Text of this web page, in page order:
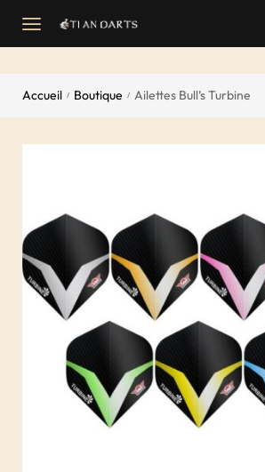
Accueil / Boutique / Ailettes Bull’s Turbine